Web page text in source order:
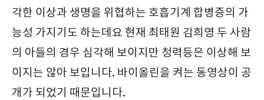
각한 이상과 생명을 위협하는 호흡기계 합병증의 가
능성 가지기도 하는데요 현재 최태원 김희영 두 사람
의 아들의 경우 심각해 보이지만 청력등은 이상해 보
이지는 않아 보입니다. 바이올린을 켜는 동영상이 공
개가 되었기 때문입니다.